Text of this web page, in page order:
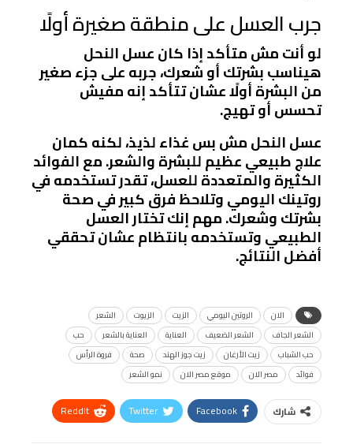
جرب العسل على منطقة صغيرة أولًا
لو أنت مش متأكد إذا كان عسل النحل
هيناسب بشرتك أو شعرك، جربه على جزء صغير
من البشرة أولًا عشان تتأكد إنه مفيش
تحسس أو تهيج.
عسل النحل مش بس غذاء لذيذ، لكنه كمان
علاج طبيعي عظيم للبشرة والشعر. مع الفوائد
الكثيرة والمتعددة للعسل، تقدر تستخدمه في
روتينك اليومي وتلاحظ فرق كبير في صحة
بشرتك وشعرك. مهم إنك تختار العسل
الطبيعي وتستخدمه بانتظام عشان تحققي
أفضل النتائج.
الان الروتين اليومي الزيت الزيوت
الشعر
الشعر الجاف
الشعر الضعيف العناية العناية بالشعر
حب
حب الشباب
زيت الأرغان زيت جوز الهند صحة
فروة الرأس
فوائد
مصر الان موقع مصر الان نمو الشعر
شارك Facebook
Twitter
ReddIt